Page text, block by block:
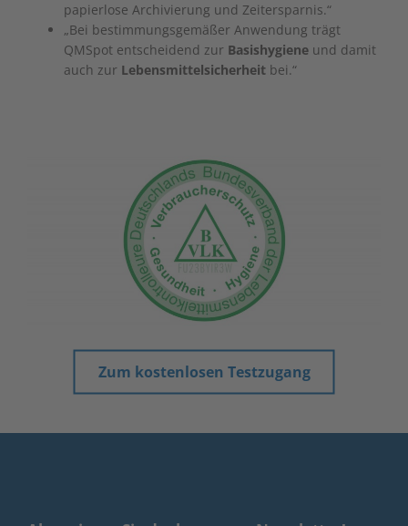
papierlose Archivierung und Zeitersparnis.“
„Bei bestimmungsgemäßer Anwendung trägt
QMSpot entscheidend zur Basishygiene und damit
auch zur Lebensmittelsicherheit bei.“
Zum kostenlosen Testzugang